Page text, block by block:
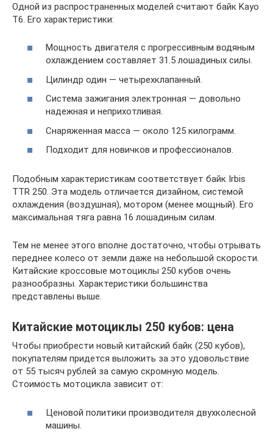
Одной из распространенных моделей считают байк Kayo
T6. Его характеристики:
Мощность двигателя с прогрессивным водяным
охлаждением составляет 31.5 лошадиных силы.
Цилиндр один — четырехклапанный.
Система зажигания электронная — довольно
надежная и неприхотливая.
Снаряженная масса — около 125 килограмм.
Подходит для новичков и профессионалов.
Подобным характеристикам соответствует байк Irbis
TTR 250. Эта модель отличается дизайном, системой
охлаждения (воздушная), мотором (менее мощный). Его
максимальная тяга равна 16 лошадиным силам.
Тем не менее этого вполне достаточно, чтобы отрывать
переднее колесо от земли даже на небольшой скорости.
Китайские кроссовые мотоциклы 250 кубов очень
разнообразны. Характеристики большинства
представлены выше.
Китайские мотоциклы 250 кубов: цена
Чтобы приобрести новый китайский байк (250 кубов),
покупателям придется выложить за это удовольствие
от 55 тысяч рублей за самую скромную модель.
Стоимость мотоцикла зависит от:
Ценовой политики производителя двухколесной
машины.